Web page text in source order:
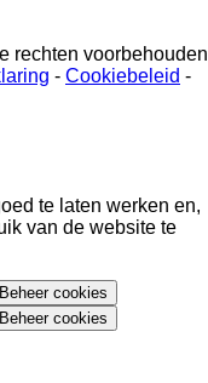
rechten voorbehouden
- Cookiebeleid -
te laten werken en,
van de website te
Beheer cookies
Beheer cookies